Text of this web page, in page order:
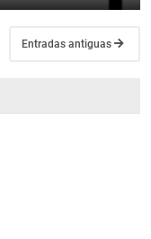
Entradas antiguas